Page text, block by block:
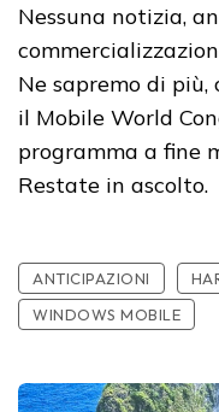
Nessuna notizia,
Ne sapremo di
il Mobile World
programma a fine
Restate in ascolto.
ANTICIPAZIONI
WINDOWS MOBILE